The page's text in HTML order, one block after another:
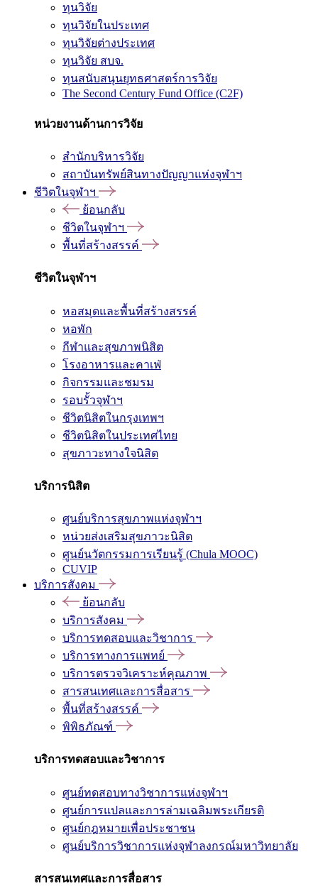
ทุนวิจัย
ทุนวิจัยในประเทศ
ทุนวิจัยต่างประเทศ
ทุนวิจัย สบจ.
ทุนสนับสนุนยุทธศาสตร์การวิจัย
The Second Century Fund Office (C2F)
หน่วยงานด้านการวิจัย
สำนักบริหารวิจัย
สถาบันทรัพย์สินทางปัญญาแห่งจุฬาฯ
ชีวิตในจุฬาฯ
ย้อนกลับ
ชีวิตในจุฬาฯ
พื้นที่สร้างสรรค์
ชีวิตในจุฬาฯ
หอสมุดและพื้นที่สร้างสรรค์
หอพัก
กีฬาและสุขภาพนิสิต
โรงอาหารและคาเฟ่
กิจกรรมและชมรม
รอบรั้วจุฬาฯ
ชีวิตนิสิตในกรุงเทพฯ
ชีวิตนิสิตในประเทศไทย
สุขภาวะทางใจนิสิต
บริการนิสิต
ศูนย์บริการสุขภาพแห่งจุฬาฯ
หน่วยส่งเสริมสุขภาวะนิสิต
ศูนย์นวัตกรรมการเรียนรู้ (Chula MOOC)
CUVIP
บริการสังคม
ย้อนกลับ
บริการสังคม
บริการทดสอบและวิชาการ
บริการทางการแพทย์
บริการตรวจวิเคราะห์คุณภาพ
สารสนเทศและการสื่อสาร
พื้นที่สร้างสรรค์
พิพิธภัณฑ์
บริการทดสอบและวิชาการ
ศูนย์ทดสอบทางวิชาการแห่งจุฬาฯ
ศูนย์การแปลและการล่ามเฉลิมพระเกียรติ
ศูนย์กฎหมายเพื่อประชาชน
ศูนย์บริการวิชาการแห่งจุฬาลงกรณ์มหาวิทยาลัย
สารสนเทศและการสื่อสาร